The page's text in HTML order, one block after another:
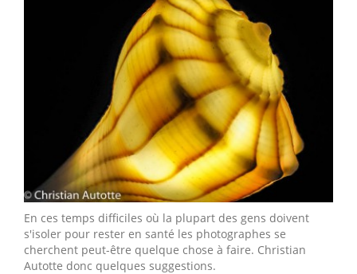
En ces temps difficiles où la plupart des gens doivent
s'isoler pour rester en santé les photographes se
cherchent peut-être quelque chose à faire. Christian
Autotte donc quelques suggestions.